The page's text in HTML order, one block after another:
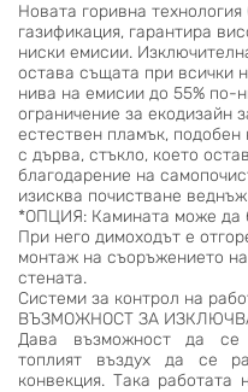
Новата горивна
газификация, гарантира
ниски емисии.
остава същата при всички
нива на емисии до 55% по-
ограничение за екодизайн
естествен пламък,
с дърва, стъкло, което
благодарение на
изисква почистване
*ОПЦИЯ: Камината може да
При него димоходът е
монтаж на съоръжението
стената.
Системи за контрол на
ВЪЗМОЖНОСТ ЗА
Дава възможност да се
топлият въздух да се
конвекция. Така работата